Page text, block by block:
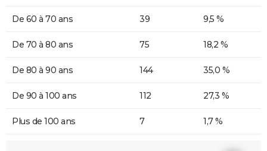
De 60 à 70 ans 39 9,5 %
De 70 à 80 ans 75 18,2 %
De 80 à 90 ans 144 35,0 %
De 90 à 100 ans 112 27,3 %
Plus de 100 ans 7 1,7 %